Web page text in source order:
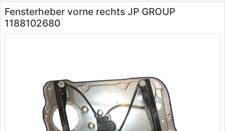
Fensterheber vorne rechts JP GROUP
1188102680